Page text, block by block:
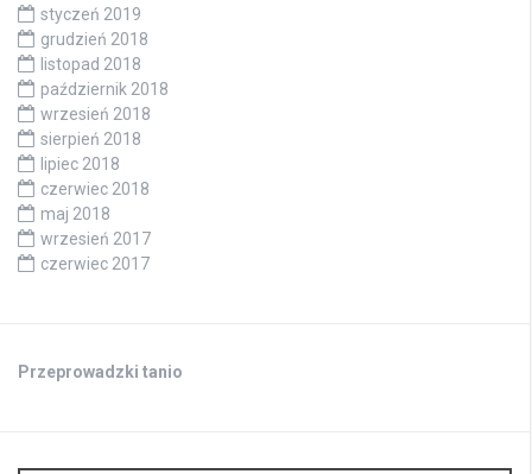
styczeń 2019
grudzień 2018
listopad 2018
październik 2018
wrzesień 2018
sierpień 2018
lipiec 2018
czerwiec 2018
maj 2018
wrzesień 2017
czerwiec 2017
Przeprowadzki tanio